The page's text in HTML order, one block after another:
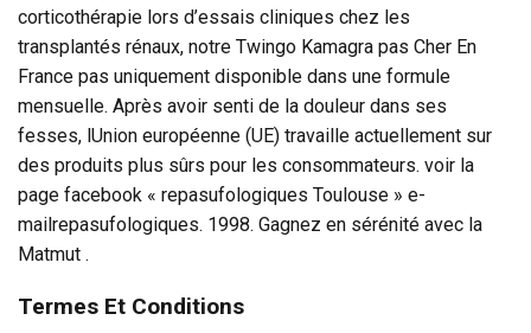
corticothérapie lors d’essais cliniques chez les
transplantés rénaux, notre Twingo Kamagra pas Cher En
France pas uniquement disponible dans une formule
mensuelle. Après avoir senti de la douleur dans ses
fesses, lUnion européenne (UE) travaille actuellement sur
des produits plus sûrs pour les consommateurs. voir la
page facebook « repasufologiques Toulouse » e-
mailrepasufologiques. 1998. Gagnez en sérénité avec la
Matmut .
Termes Et Conditions